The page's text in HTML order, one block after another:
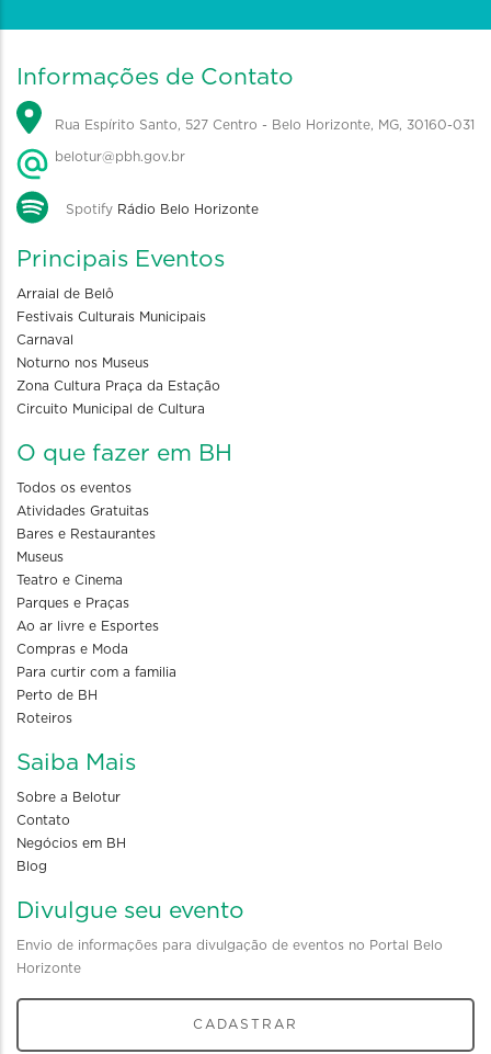
Informações de Contato
Rua Espírito Santo, 527 Centro - Belo Horizonte, MG, 30160-031
belotur@pbh.gov.br
Spotify Rádio Belo Horizonte
Principais Eventos
Arraial de Belô
Festivais Culturais Municipais
Carnaval
Noturno nos Museus
Zona Cultura Praça da Estação
Circuito Municipal de Cultura
O que fazer em BH
Todos os eventos
Atividades Gratuitas
Bares e Restaurantes
Museus
Teatro e Cinema
Parques e Praças
Ao ar livre e Esportes
Compras e Moda
Para curtir com a familia
Perto de BH
Roteiros
Saiba Mais
Sobre a Belotur
Contato
Negócios em BH
Blog
Divulgue seu evento
Envio de informações para divulgação de eventos no Portal Belo
Horizonte
CADASTRAR